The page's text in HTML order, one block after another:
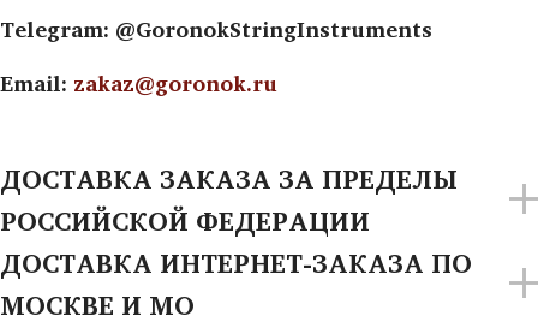
Telegram: @GoronokStringInstruments
Email: zakaz@goronok.ru
ДОСТАВКА ЗАКАЗА ЗА ПРЕДЕЛЫ
РОССИЙСКОЙ ФЕДЕРАЦИИ
ДОСТАВКА ИНТЕРНЕТ-ЗАКАЗА ПО
МОСКВЕ И МО